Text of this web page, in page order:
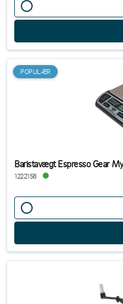
POPULÆR
Baristavægt Espresso Gear
1222158